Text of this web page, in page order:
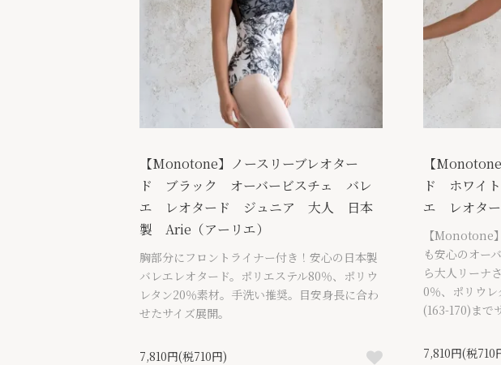
【Monotone】ノースリーブレオター
ド ブラック オーバービスチェ バレ
エ レオタード ジュニア 大人 日本
製 Arie（アーリエ）
胸部分にフロントライナー付き！安心の日本製
バレエレオタード。ポリエステル80％、ポリウ
レタン20％素材。手洗い推奨。目安身長に合わ
せたサイズ展開。
7,810円(税710円)
【
ド ホワイ
エ レオタ
【Monotone
も安心のオー
ら大人リーナ
0％、ポリウ
(163-170)まで
7,810円(税710